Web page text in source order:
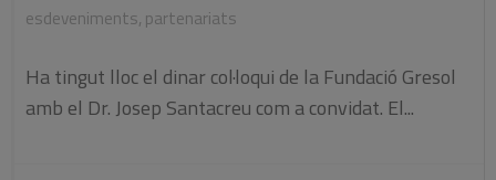
esdeveniments, partenariats
Ha tingut lloc el dinar col·loqui de la Fundació Gresol
amb el Dr. Josep Santacreu com a convidat. El...